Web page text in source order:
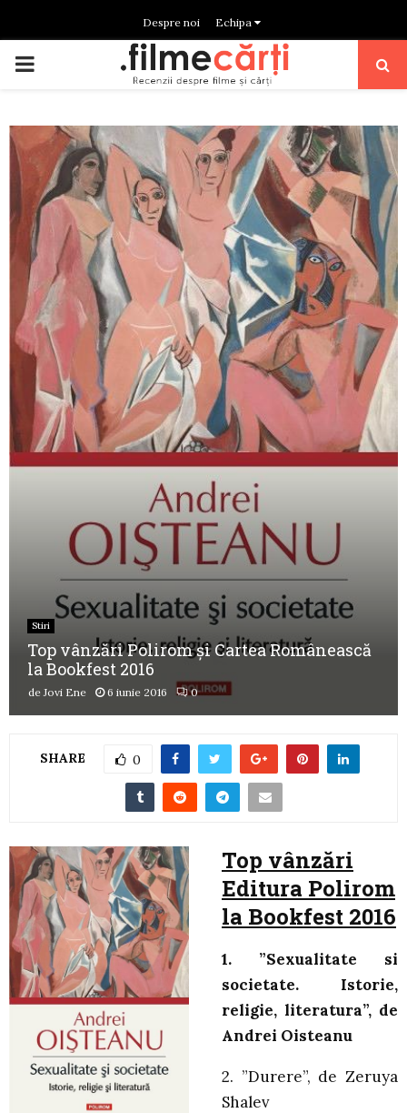
Despre noi Echipa
PRIMARY
Stiri
Top vânzări Polirom și Cartea Românească
la Bookfest 2016
deJovi Ene 6 iunie 2016 0
SHARE 0
Top vânzări
Editura Polirom
la Bookfest 2016
1. ”Sexualitate si
societate. Istorie,
religie, literatura”, de
Andrei Oisteanu
2. ”Durere”, de Zeruya
Shalev